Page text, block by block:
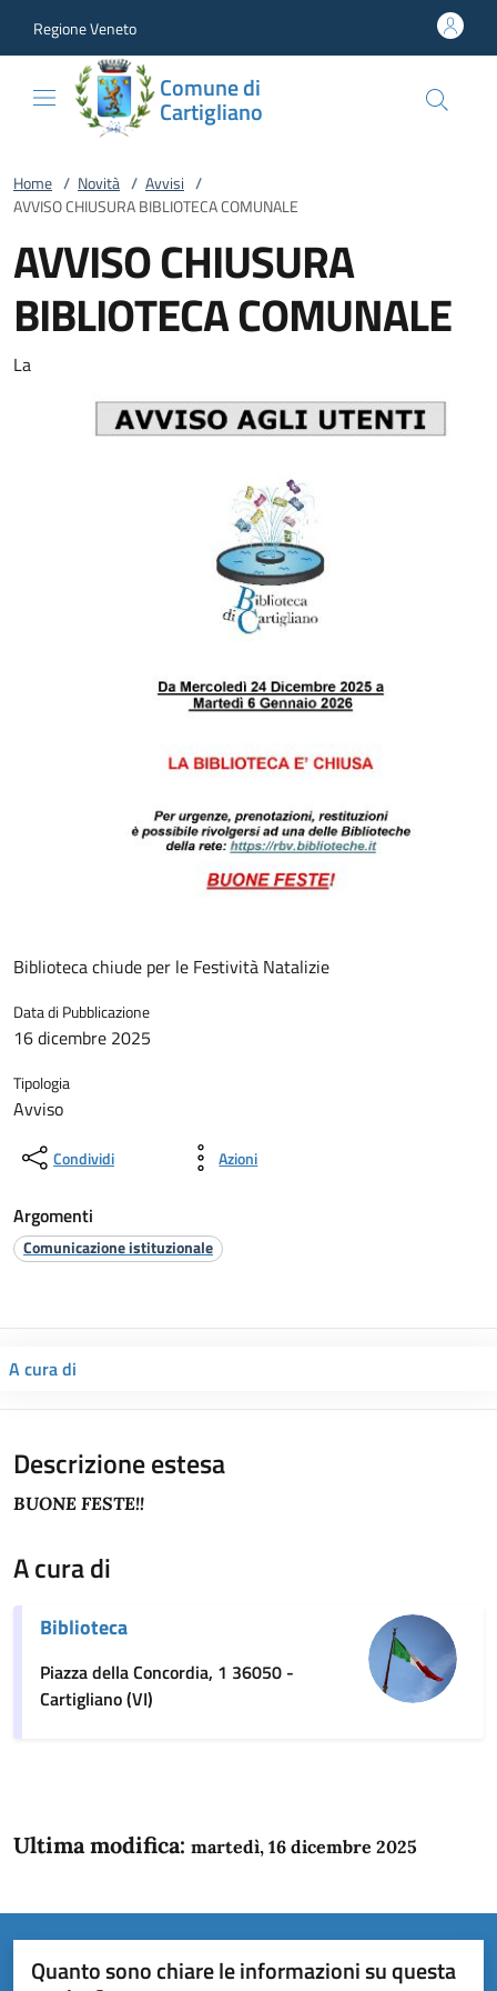
Regione Veneto
Comune di
Cartigliano
Home / Novità / Avvisi /
AVVISO CHIUSURA BIBLIOTECA COMUNALE
AVVISO CHIUSURA
BIBLIOTECA COMUNALE
La
Biblioteca chiude per le Festività Natalizie
Data di Pubblicazione
16 dicembre 2025
Tipologia
Avviso
Condividi Azioni
Argomenti
Comunicazione istituzionale
A cura di
Descrizione estesa
BUONE FESTE!!
A cura di
Biblioteca
Piazza della Concordia, 1 36050 -
Cartigliano (VI)
Ultima modifica: martedì, 16 dicembre 2025
Quanto sono chiare le informazioni su questa